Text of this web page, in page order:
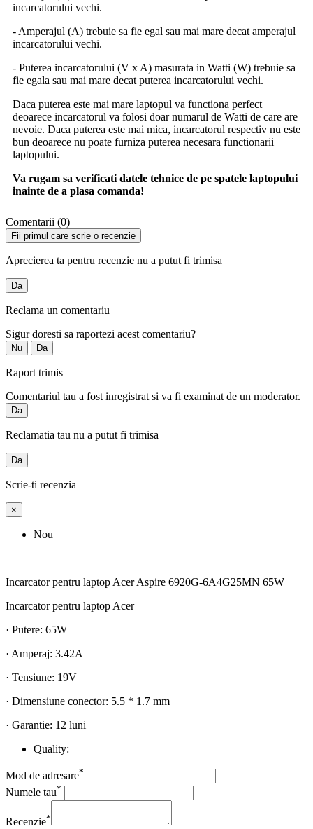
incarcatorului vechi.
- Amperajul (A) trebuie sa fie egal sau mai mare decat amperajul
incarcatorului vechi.
- Puterea incarcatorului (V x A) masurata in Watti (W) trebuie sa
fie egala sau mai mare decat puterea incarcatorului vechi.
Daca puterea este mai mare laptopul va functiona perfect
deoarece incarcatorul va folosi doar numarul de Watti de care are
nevoie. Daca puterea este mai mica, incarcatorul respectiv nu este
bun deoarece nu poate furniza puterea necesara functionarii
laptopului.
Va rugam sa verificati datele tehnice de pe spatele laptopului
inainte de a plasa comanda!
Comentarii (0)
Fii primul care scrie o recenzie
Aprecierea ta pentru recenzie nu a putut fi trimisa
Da
Reclama un comentariu
Sigur doresti sa raportezi acest comentariu?
Nu Da
Raport trimis
Comentariul tau a fost inregistrat si va fi examinat de un moderator.
Da
Reclamatia tau nu a putut fi trimisa
Da
Scrie-ti recenzia
×
Nou
Incarcator pentru laptop Acer Aspire 6920G-6A4G25MN 65W
Incarcator pentru laptop Acer
· Putere: 65W
· Amperaj: 3.42A
· Tensiune: 19V
· Dimensiune conector: 5.5 * 1.7 mm
· Garantie: 12 luni
Quality:
Mod de adresare*
Numele tau*
Recenzie*